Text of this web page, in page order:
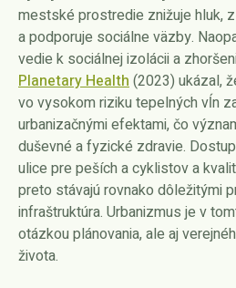
mestské prostredie znižuje hluk,
a podporuje sociálne väzby.
vedie k sociálnej izolácii a
Planetary Health(2023) ukázal,
vo vysokom riziku tepelných vĺn
urbanizačnými efektami, čo
duševné a fyzické zdravie.
ulice pre peších a cyklistov a
preto stávajú rovnako dôležitými
infraštruktúra. Urbanizmus je v
otázkou plánovania, ale aj
života.